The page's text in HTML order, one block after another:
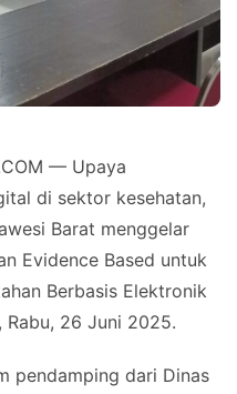
— Upaya
di sektor kesehatan,
Barat menggelar
Evidence Based untuk
Berbasis Elektronik
Rabu, 26 Juni 2025.
pendamping dari Dinas